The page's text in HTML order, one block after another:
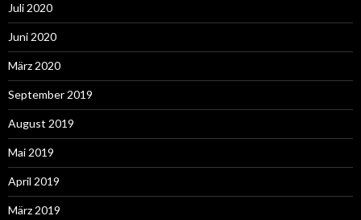
Juli 2020
Juni 2020
März 2020
September 2019
August 2019
Mai 2019
April 2019
März 2019